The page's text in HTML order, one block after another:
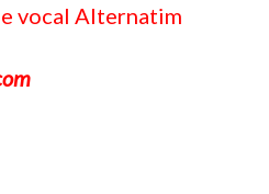
vocal Alternatim